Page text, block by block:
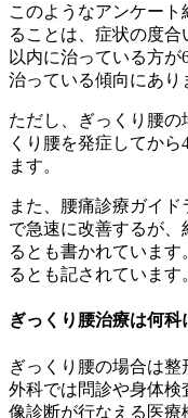
このようなアンケー
ることは、症状の度
以内に治っている方
治っている傾向にあり
ただし、ぎっくり腰
くり腰を発症してか
ます。
また、腰痛診療ガイ
で急速に改善するが、
るとも書かれていま
るとも記されています
ぎっくり腰治療は何科
ぎっくり腰の場合は
外科では問診や身体
像診断が行なえる医